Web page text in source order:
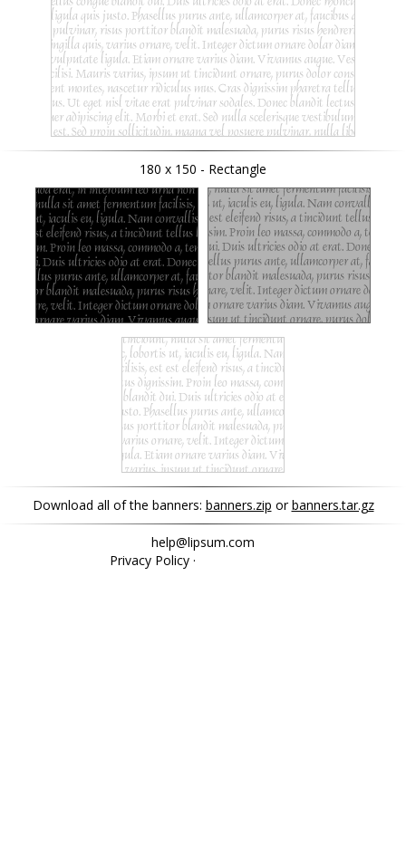
180 x 150 - Rectangle
Download all of the banners: banners.zip orbanners.tar.gz
help@lipsum.com
Privacy Policy·